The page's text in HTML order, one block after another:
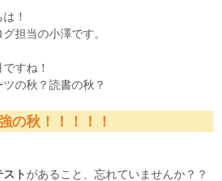
！
担当の小澤です。
すね！
の秋？読書の秋？
の秋！！！！！
スト があること、忘れていませんか？？